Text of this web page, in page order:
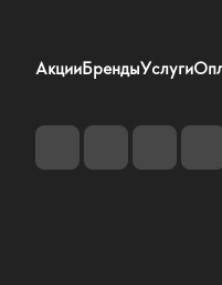
АкцииБрендыУслуги